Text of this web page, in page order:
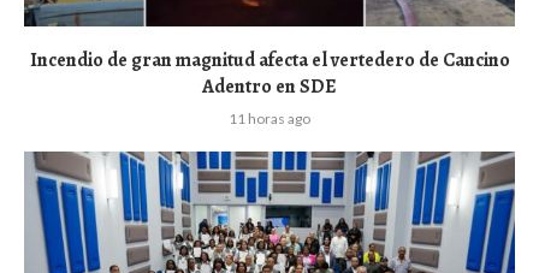
Incendio de gran magnitud afecta el vertedero de Cancino
Adentro en SDE
11 horas ago